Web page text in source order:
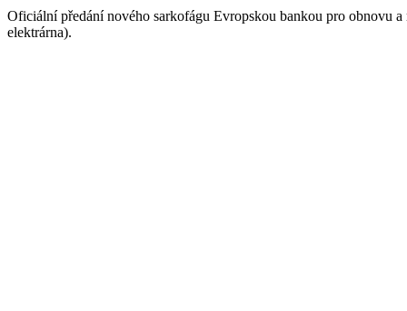
Oficiální předání nového sarkofágu Evropskou bankou pro obnovu
elektrárna).